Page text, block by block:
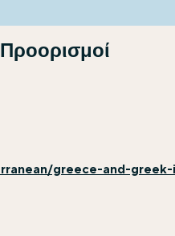
greece-and-greek-